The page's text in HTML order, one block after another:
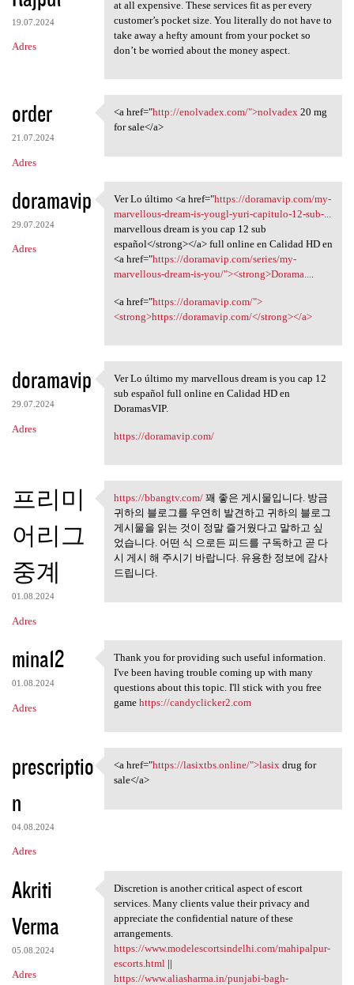
19.07.2024
Adres
at all expensive. These services fit as per every
customer’s pocket size. You literally do not have to
take away a hefty amount from your pocket so
don’t be worried about the money aspect.
order
21.07.2024
Adres
<a href="http://enolvadex.com
<a href="http://enolvadex.com/">nolvadex20 mg
for sale</a>
doramavip
29.07.2024
Adres
Ver Lo último <a href="https:
Ver Lo último <a href="https://doramavip.com/my-
marvellous-dream-is-yougl-yuri-capitulo-12-sub-...
marvellous dream is you cap 12 sub
español</strong></a> full online en Calidad HD en
<a href="https://doramavip.com/series/my-
marvellous-dream-is-you/"><strong>Dorama....
<a href="https://doramavip.com/">
<strong>https://doramavip.com/</strong></a>
doramavip
29.07.2024
Adres
Ver Lo último my marvellous
Ver Lo último my marvellous dream is you cap 12
sub español full online en Calidad HD en
DoramasVIP.
https://doramavip.com/
프리미
어리그
중계
01.08.2024
Adres
https://bbangtv.com/ 꽤 좋은
https://bbangtv.com/꽤 좋은 게시물입니다. 방금
귀하의 블로그를 우연히 발견하고 귀하의 블로그
게시물을 읽는 것이 정말 즐거웠다고 말하고 싶
었습니다. 어떤 식 으로든 피드를 구독하고 곧 다
시 게시 해 주시기 바랍니다. 유용한 정보에 감사
드립니다.
mina12
01.08.2024
Adres
Thank you for providing such
Thank you for providing such useful information.
I've been having trouble coming up with many
questions about this topic. I'll stick with you free
game https://candyclicker2.com
prescriptio
n
04.08.2024
Adres
<a href="https://lasixtbs
<a href="https://lasixtbs.online/">lasix drug for
sale</a>
Akriti
Verma
05.08.2024
Adres
Discretion is another
Discretion is another critical aspect of escort
services. Many clients value their privacy and
appreciate the confidential nature of these
arrangements.
https://www.modelescortsindelhi.com/mahipalpur-
escorts.html ||
https://www.aliasharma.in/punjabi-bagh-